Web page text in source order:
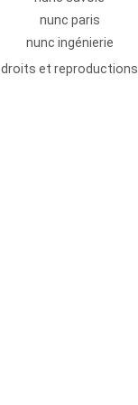
nunc paris
nunc ingénierie
droits et reproductions